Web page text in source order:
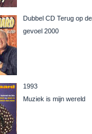
Dubbel CD Terug op
gevoel 2000
1993
Muziek is mijn wereld